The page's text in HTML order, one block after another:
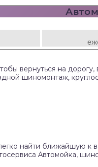
вернуться на
шиномонтаж,
найти ближайшую к
Автомойка,